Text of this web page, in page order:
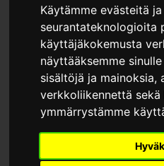
Käytämme evästeitä
seurantateknologioita
käyttäjäkokemusta
näyttääksemme
sisältöjä ja mainoksia,
verkkoliikennettä sekä
ymmärrystämme
”A Laptop with Graph on
from brand Pexels on Canva.com